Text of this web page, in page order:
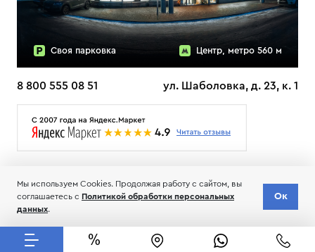
Своя парковка Центр, метро 560 м
8 800 555 08 51 ул. Шаболовка, д. 23, к. 1
© 2006-2026 Пределанет
Мы используем Cookies. Продолжая работу с сайтом, вы
соглашаетесь с Политикой обработки персональных
данных.
Ок